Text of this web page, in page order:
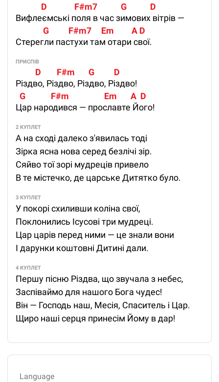
             D              F#m7            G            D
Вифлеємські поля в час зимових вітрів —
              G          F#m7     Em         A D
Стерегли пастухи там отари свої.
ПРИСПІВ
          D        F#m       G          D
Різдво, Різдво, Різдво, Різдво!
  G             F#m                  Em       A  D
Цар народився — прославте Його!
2 КУПЛЕТ
А на сході далеко з'явилась тоді
Зірка ясна нова серед безлічі зір.
Сяйво тої зорі мудреців привело
В те містечко, де царське Дитятко було.
3 КУПЛЕТ
У покорі схиливши коліна свої,
Поклонились Ісусові три мудреці.
Цар царів перед ними — це знали вони
І дарунки коштовні Дитині дали.
4 КУПЛЕТ
Першу пісню Різдва, що звучала з небес,
Заспіваймо для нашого Бога чудес!
Він — Господь наш, Месія, Спаситель і Цар.
Щиро наші серця принесім Йому в дар!
Language